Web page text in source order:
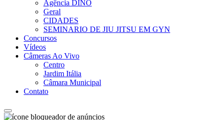
Agência DINO
Geral
CIDADES
SEMINARIO DE JIU JITSU EM GYN
Concursos
Vídeos
Câmeras Ao Vivo
Centro
Jardim Itália
Câmara Municipal
Contato